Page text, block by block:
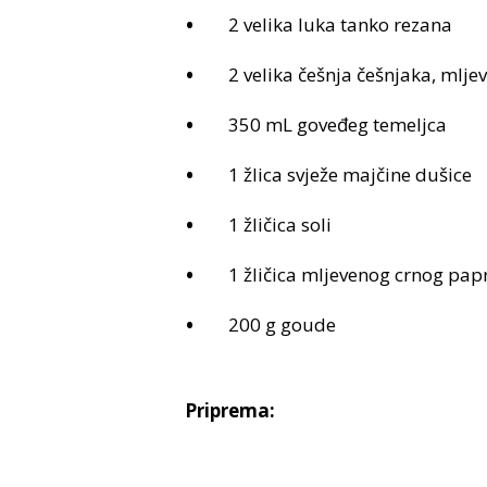
2 velika luka tanko rezana
2 velika češnja češnjaka,
350 mL goveđeg temeljca
1 žlica svježe majčine dušice
1 žličica soli
1 žličica mljevenog crnog
200 g goude
Priprema: